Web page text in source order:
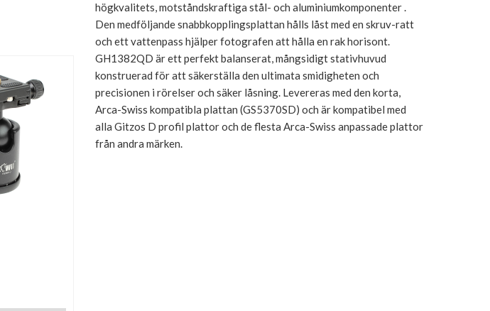
högkvalitets, motståndskraftiga stål- och aluminiumkomponenter .
Den medföljande snabbkopplingsplattan hålls låst med en skruv-ratt
och ett vattenpass hjälper fotografen att hålla en rak horisont.
GH1382QD är ett perfekt balanserat, mångsidigt stativhuvud
konstruerad för att säkerställa den ultimata smidigheten och
precisionen i rörelser och säker låsning. Levereras med den korta,
Arca-Swiss kompatibla plattan (GS5370SD) och är kompatibel med
alla Gitzos D profil plattor och de flesta Arca-Swiss anpassade plattor
från andra märken.